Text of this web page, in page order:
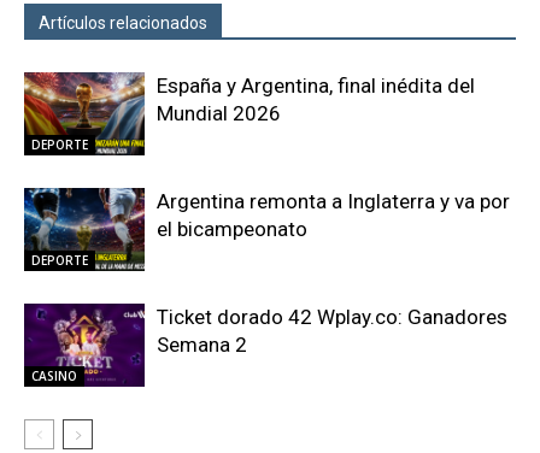
Artículos relacionados
DEPORTE
España y Argentina, final inédita del
Mundial 2026
DEPORTE
Argentina remonta a Inglaterra y va por
el bicampeonato
CASINO
Ticket dorado 42 Wplay.co: Ganadores
Semana 2